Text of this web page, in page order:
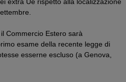
Commercio Estero sarà
esame della recente legge di
esserne escluso (a Genova,